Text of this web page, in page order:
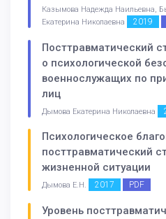
Казымова Надежда Наильевна,
Екатерина Николаевна
2019
Посттравматический
о психологической
военнослужащих по
лиц
Дымова Екатерина Николаевна
Психологическое
посттравматический
жизненной ситуации
Дымова Е.Н. 2017 PDF
Уровень